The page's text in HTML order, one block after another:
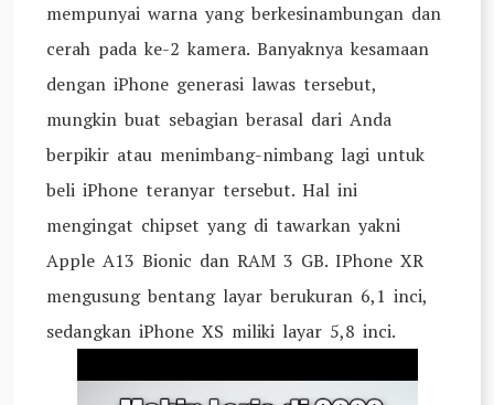
mempunyai warna yang berkesinambungan dan
cerah pada ke-2 kamera. Banyaknya kesamaan
dengan iPhone generasi lawas tersebut,
mungkin buat sebagian berasal dari Anda
berpikir atau menimbang-nimbang lagi untuk
beli iPhone teranyar tersebut. Hal ini
mengingat chipset yang di tawarkan yakni
Apple A13 Bionic dan RAM 3 GB. IPhone XR
mengusung bentang layar berukuran 6,1 inci,
sedangkan iPhone XS miliki layar 5,8 inci.